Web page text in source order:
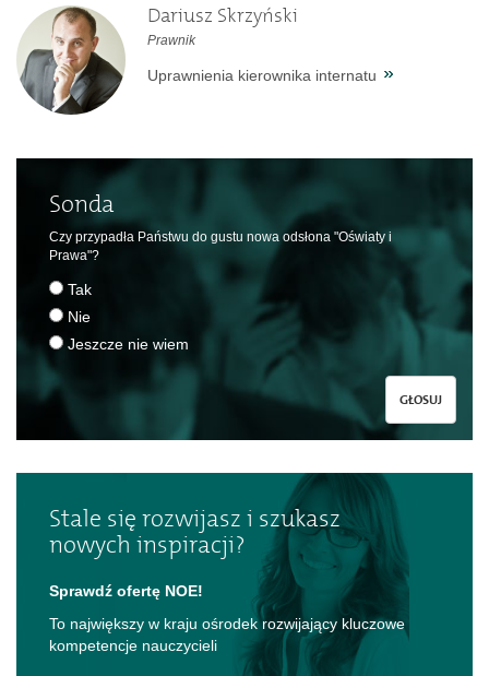
Dariusz Skrzyński
Prawnik
Uprawnienia kierownika internatu
Sonda
Czy przypadła Państwu do gustu nowa odsłona "Oświaty i
Prawa"?
Tak
Nie
Jeszcze nie wiem
GŁOSUJ
Stale się rozwijasz i szukasz
nowych inspiracji?
Sprawdź ofertę NOE!
To największy w kraju ośrodek rozwijający kluczowe
kompetencje nauczycieli